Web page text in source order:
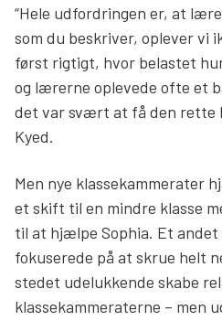
“Hele udfordringen er, at
som du beskriver, oplever vi
først rigtigt, hvor belastet
og lærerne oplevede ofte et
det var svært at få den
Kyed.
Men nye klassekammerater
et skift til en mindre klasse
til at hjælpe Sophia. Et andet
fokuserede på at skrue helt
stedet udelukkende skabe
klassekammeraterne – men